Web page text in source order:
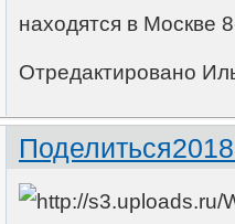
находятся в Москве
Отредактировано
Поделиться